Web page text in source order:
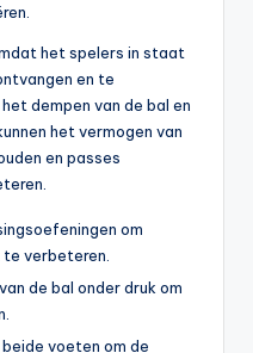
het spelers in staat
en te
dempen van de bal en
het vermogen van
en passes
om
te verbeteren.
de bal onder druk om
voeten om de